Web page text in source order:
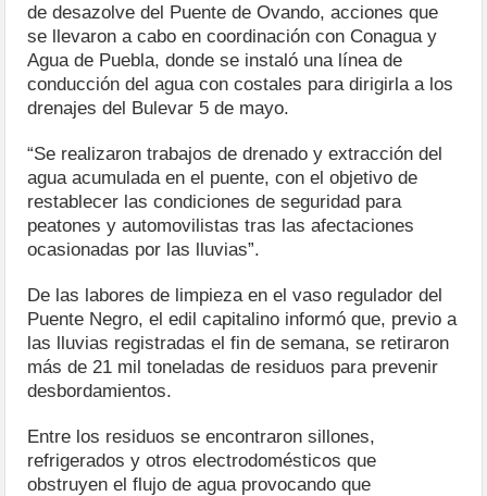
de desazolve del Puente de Ovando, acciones que
se llevaron a cabo en coordinación con Conagua y
Agua de Puebla, donde se instaló una línea de
conducción del agua con costales para dirigirla a los
drenajes del Bulevar 5 de mayo.
“Se realizaron trabajos de drenado y extracción del
agua acumulada en el puente, con el objetivo de
restablecer las condiciones de seguridad para
peatones y automovilistas tras las afectaciones
ocasionadas por las lluvias”.
De las labores de limpieza en el vaso regulador del
Puente Negro, el edil capitalino informó que, previo a
las lluvias registradas el fin de semana, se retiraron
más de 21 mil toneladas de residuos para prevenir
desbordamientos.
Entre los residuos se encontraron sillones,
refrigerados y otros electrodomésticos que
obstruyen el flujo de agua provocando que